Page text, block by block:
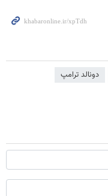
دونالد ترامپ